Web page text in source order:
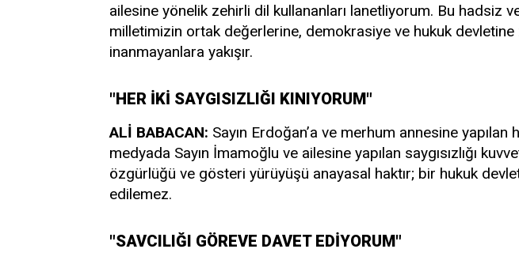
ailesine yönelik zehirli dil kullananları lanetliyorum. Bu hadsiz
milletimizin ortak değerlerine, demokrasiye ve hukuk
inanmayanlara yakışır.
"HER İKİ SAYGISIZLIĞI KINIYORUM"
ALİ BABACAN: Sayın Erdoğan’a ve merhum annesine yapılan
medyada Sayın İmamoğlu ve ailesine yapılan saygısızlığı
özgürlüğü ve gösteri yürüyüşü anayasal haktır; bir hukuk
edilemez.
"SAVCILIĞI GÖREVE DAVET EDİYORUM"